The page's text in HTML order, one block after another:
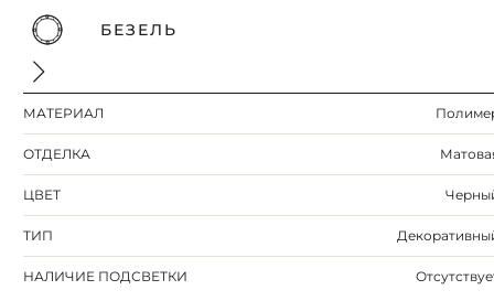
БЕЗЕЛЬ
МАТЕРИАЛ
ОТДЕЛКА
ЦВЕТ
ТИП
НАЛИЧИЕ ПОДСВЕТКИ